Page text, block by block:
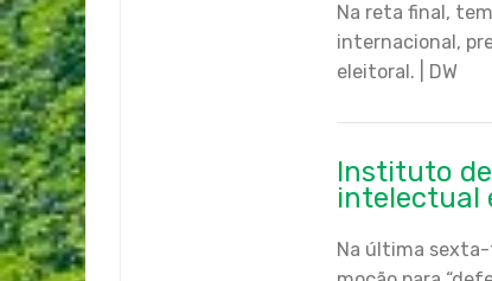
Na reta final,
internacional,
eleitoral. | DW
Instituto
intelectual
Na última sexta-